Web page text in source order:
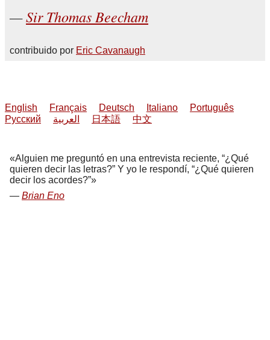
Sir Thomas Beecham
contribuido por Eric Cavanaugh
English Français Deutsch Italiano
Português
Русский
العربية 日本語 中文
Alguien me preguntó en una entrevista reciente, “¿Qué
quieren decir las letras?” Y yo le respondí, “¿Qué quieren
decir los acordes?”
Brian Eno